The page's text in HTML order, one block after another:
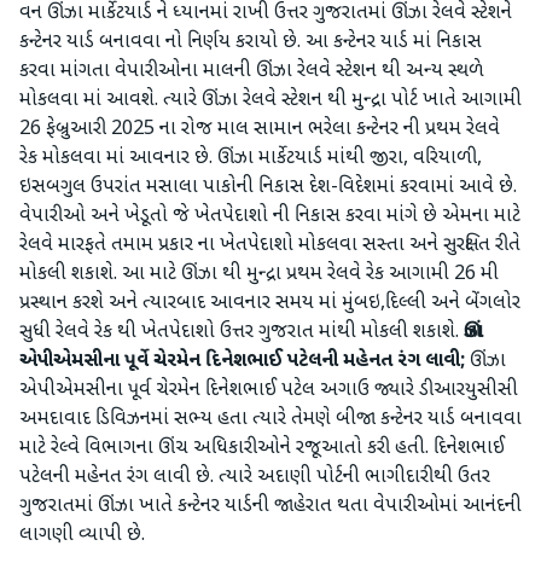
વન ઊંઝા માર્કેટયાર્ડ ને ધ્યાનમાં રાખી ઉત્તર ગુજરાતમાં ઊંઝા રેલવે સ્ટેશને
કન્ટેનર યાર્ડ બનાવવા નો નિર્ણય કરાયો છે. આ કન્ટેનર યાર્ડ માં નિકાસ
કરવા માંગતા વેપારીઓના માલની ઊંઝા રેલવે સ્ટેશન થી અન્ય સ્થળે
મોકલવા માં આવશે. ત્યારે ઊંઝા રેલવે સ્ટેશન થી મુન્દ્રા પોર્ટ ખાતે આગામી
26 ફેબ્રુઆરી 2025 ના રોજ માલ સામાન ભરેલા કન્ટેનર ની પ્રથમ રેલવે
રેક મોકલવા માં આવનાર છે. ઊંઝા માર્કેટયાર્ડ માંથી જીરા, વરિયાળી,
ઇસબગુલ ઉપરાંત મસાલા પાકોની નિકાસ દેશ-વિદેશમાં કરવામાં આવે છે.
વેપારીઓ અને ખેડૂતો જે ખેતપેદાશો ની નિકાસ કરવા માંગે છે એમના માટે
રેલવે મારફતે તમામ પ્રકાર ના ખેતપેદાશો મોકલવા સસ્તા અને સુરક્ષિત રીતે
મોકલી શકાશે. આ માટે ઊંઝા થી મુન્દ્રા પ્રથમ રેલવે રેક આગામી 26 મી
પ્રસ્થાન કરશે અને ત્યારબાદ આવનાર સમય માં મુંબઇ,દિલ્લી અને બેંગલોર
સુધી રેલવે રેક થી ખેતપેદાશો ઉત્તર ગુજરાત માંથી મોકલી શકાશે. ઊંઝા
એપીએમસીના પૂર્વે ચેરમેન દિનેશભાઈ પટેલની મહેનત રંગ લાવી; ઊંઝા
એપીએમસીના પૂર્વ ચેરમેન દિનેશભાઈ પટેલ અગાઉ જ્યારે ડીઆરયુસીસી
અમદાવાદ ડિવિઝનમાં સભ્ય હતા ત્યારે તેમણે બીજા કન્ટેનર યાર્ડ બનાવવા
માટે રેલ્વે વિભાગના ઊંચ અધિકારીઓને રજૂઆતો કરી હતી. દિનેશભાઈ
પટેલની મહેનત રંગ લાવી છે. ત્યારે અદાણી પોર્ટની ભાગીદારીથી ઉતર
ગુજરાતમાં ઊંઝા ખાતે કન્ટેનર યાર્ડની જાહેરાત થતા વેપારીઓમાં આનંદની
લાગણી વ્યાપી છે.